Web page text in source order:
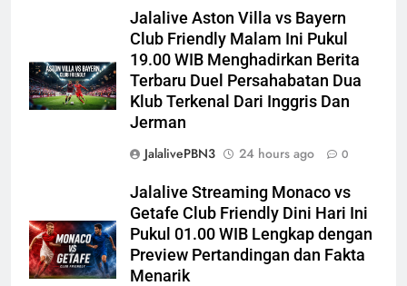
Jalalive Aston Villa vs Bayern
Club Friendly Malam Ini Pukul
19.00 WIB Menghadirkan Berita
Terbaru Duel Persahabatan Dua
Klub Terkenal Dari Inggris Dan
Jerman
JalalivePBN3
24 hours ago 0
Jalalive Streaming Monaco vs
Getafe Club Friendly Dini Hari Ini
Pukul 01.00 WIB Lengkap dengan
Preview Pertandingan dan Fakta
Menarik